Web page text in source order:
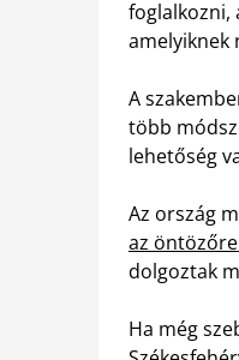
foglalkozni,
amelyiknek
A
több
lehetőség
Az ország
az
dolgoztak
Ha még